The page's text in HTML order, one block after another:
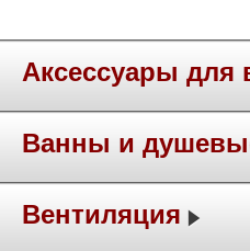
Аксессуары для
Ванны и
Вентиляция